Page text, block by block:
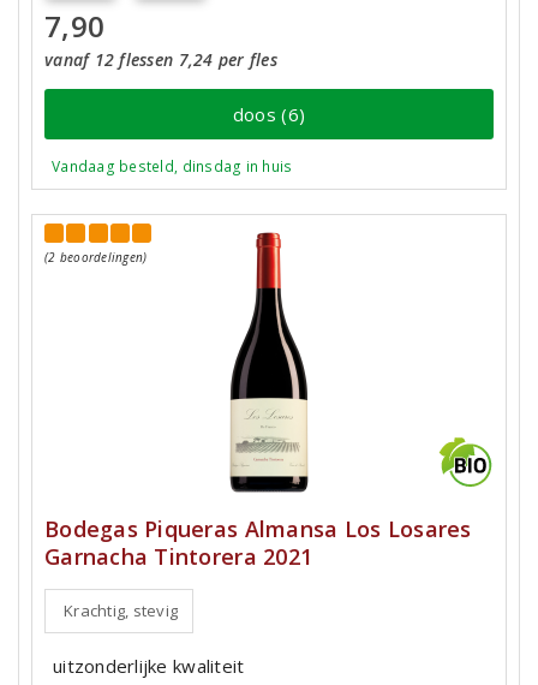
7,90
vanaf 12 flessen 7,24 per fles
doos (6)
Vandaag besteld, dinsdag in huis
(2 beoordelingen)
Bodegas Piqueras Almansa Los Losares
Garnacha Tintorera 2021
Krachtig, stevig
uitzonderlijke kwaliteit